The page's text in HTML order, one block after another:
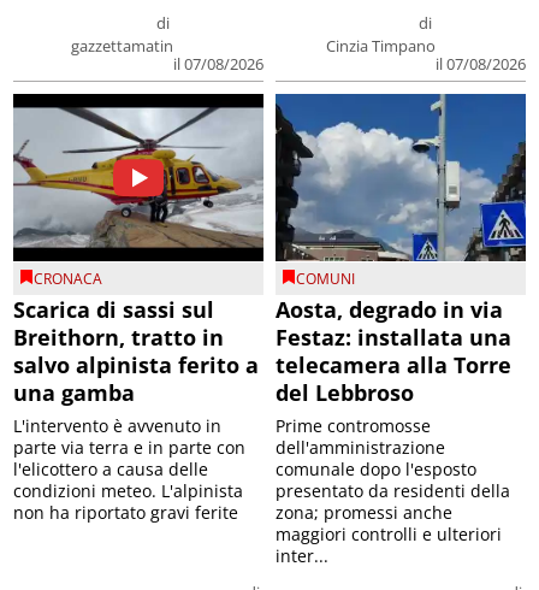
di
gazzettamatin
il 07/08/2026
di
Cinzia Timpano
il 07/08/2026
CRONACA
Scarica di sassi sul
Breithorn, tratto in
salvo alpinista ferito a
una gamba
L'intervento è avvenuto in
parte via terra e in parte con
l'elicottero a causa delle
condizioni meteo. L'alpinista
non ha riportato gravi ferite
COMUNI
Aosta, degrado in via
Festaz: installata una
telecamera alla Torre
del Lebbroso
Prime contromosse
dell'amministrazione
comunale dopo l'esposto
presentato da residenti della
zona; promessi anche
maggiori controlli e ulteriori
inter...